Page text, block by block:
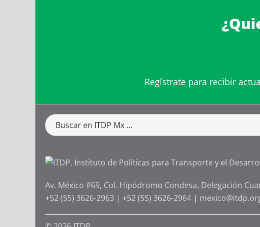
Regístrate para recibir
Av. México #69, Col. Hipódromo Condesa, Delegación
+52 (55) 3626-2963 | +52 (55) 3626-2964 |